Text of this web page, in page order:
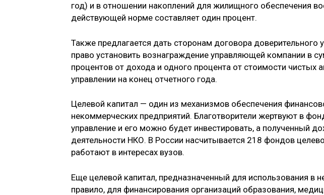
год) и в отношении накоплений для жилищного обеспечения
действующей норме составляет один процент.
Также предлагается дать сторонам договора доверительного
право установить вознаграждение управляющей компании в
процентов от дохода и одного процента от стоимости чистых
управлении на конец отчетного года.
Целевой капитал — один из механизмов обеспечения
некоммерческих предприятий. Благотворители жертвуют в
управление и его можно будет инвестировать, а полученный
деятельности НКО. В России насчитывается 218 фондов
работают в интересах вузов.
Еще целевой капитал, предназначенный для использования в
правило, для финансирования организаций образования,